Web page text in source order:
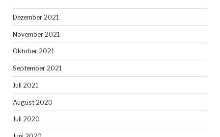
Dezember 2021
November 2021
Oktober 2021
September 2021
Juli 2021
August 2020
Juli 2020